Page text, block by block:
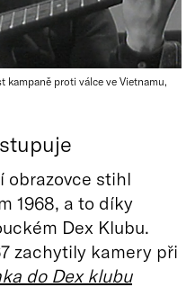
kampaně proti válce ve Vietnamu,
obrazovce stihl
1968, a to díky
Dex Klubu.
zachytily kamery při
do Dex klubu